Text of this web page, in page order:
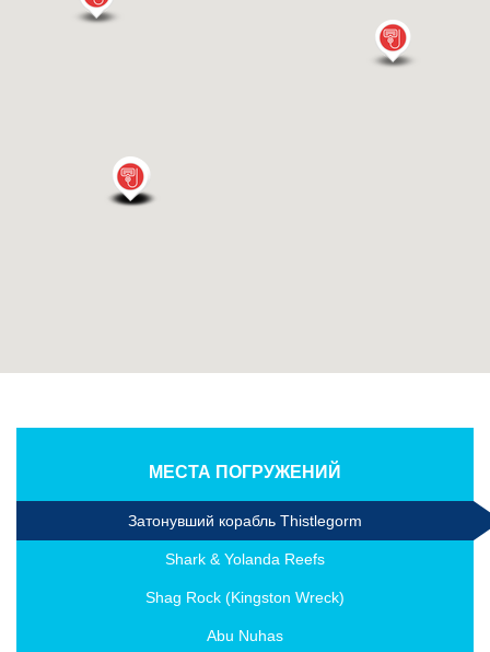
МЕСТА ПОГРУЖЕНИЙ
Затонувший корабль Thistlegorm
Shark & Yolanda Reefs
Shag Rock (Kingston Wreck)
Abu Nuhas